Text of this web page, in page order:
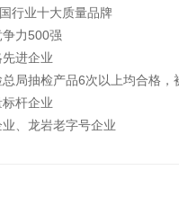
行业十大质量品牌
力500强
进企业
局抽检产品6次以上均合格，
杆企业
、龙岩老字号企业